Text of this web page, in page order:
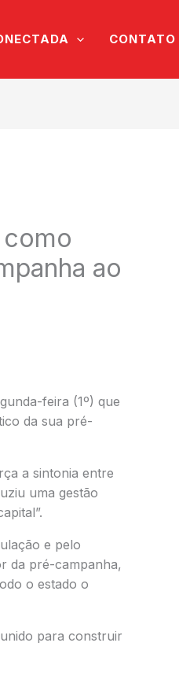
CONTATO
ao
feira (1º) que
da sua pré-
a sintonia entre
uma gestão
e pelo
da pré-campanha,
o estado o
para construir